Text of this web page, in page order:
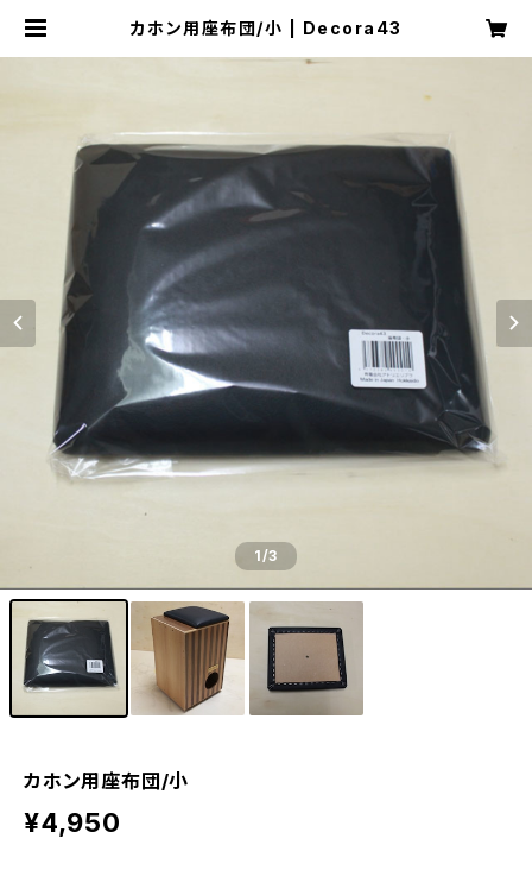
カホン用座布団/小 | Decora43
1/3
カホン用座布団/小
¥4,950